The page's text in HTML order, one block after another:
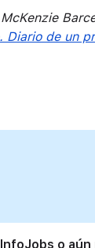
Diario de un
o